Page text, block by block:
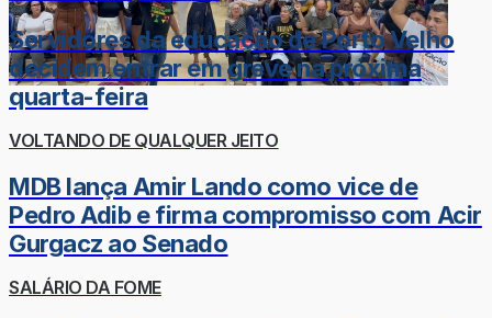
Servidores da educação de Porto Velho
decidem entrar em greve na próxima
quarta-feira
VOLTANDO DE QUALQUER JEITO
MDB lança Amir Lando como vice de
Pedro Adib e firma compromisso com Acir
Gurgacz ao Senado
SALÁRIO DA FOME